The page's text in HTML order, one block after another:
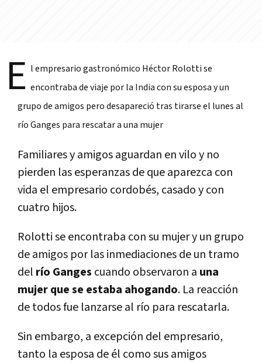
E l empresario gastronómico Héctor Rolotti se
encontraba de viaje por la India con su esposa y un
grupo de amigos pero desapareció tras tirarse el lunes al
río Ganges para rescatar a una mujer
Familiares y amigos aguardan en vilo y no
pierden las esperanzas de que aparezca con
vida el empresario cordobés, casado y con
cuatro hijos.
Rolotti se encontraba con su mujer y un grupo
de amigos por las inmediaciones de un tramo
del río Ganges cuando observaron a una
mujer que se estaba ahogando. La reacción
de todos fue lanzarse al río para rescatarla.
Sin embargo, a excepción del empresario,
tanto la esposa de él como sus amigos